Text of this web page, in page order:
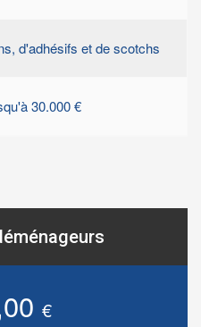
d'adhésifs et de scotchs
30.000 €
€